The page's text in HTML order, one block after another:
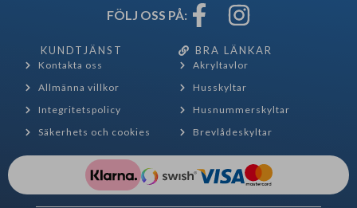
FÖLJ OSS PÅ:
KUNDTJÄNST
Kontakta oss
Allmänna villkor
Integritetspolicy
Säkerhets och cookies
BRA LÄNKAR
Akryltavlor
Husskyltar
Husnummerskyltar
Brevlådeskyltar